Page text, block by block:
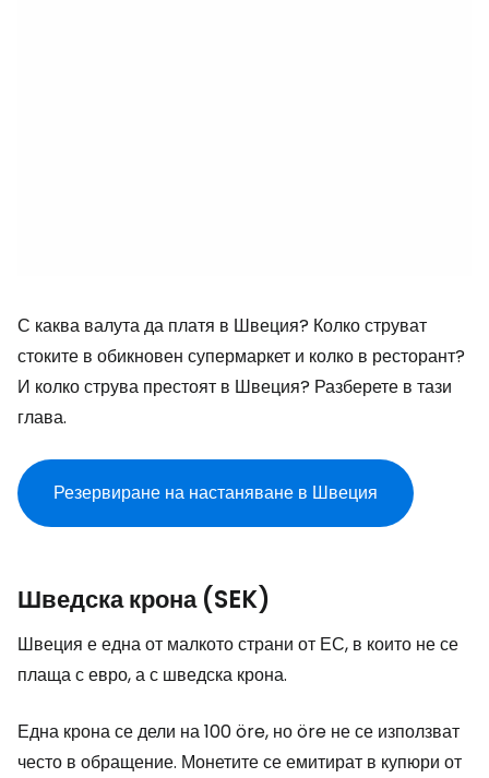
С каква валута да платя в Швеция? Колко струват
стоките в обикновен супермаркет и колко в ресторант?
И колко струва престоят в Швеция? Разберете в тази
глава.
Резервиране на настаняване в Швеция
Шведска крона (SEK)
Швеция е една от малкото страни от ЕС, в които не се
плаща с евро, а с шведска крона.
Една крона се дели на 100 öre, но öre не се използват
често в обращение. Монетите се емитират в купюри от